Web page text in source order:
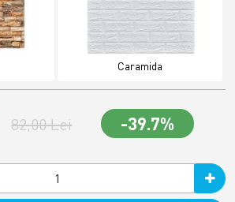
Caramida
82,00 Lei -39.7%